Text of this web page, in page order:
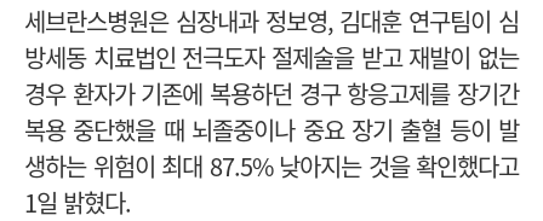
세브란스병원은 심장내과 정보영, 김대훈 연구팀이 심
방세동 치료법인 전극도자 절제술을 받고 재발이 없는
경우 환자가 기존에 복용하던 경구 항응고제를 장기간
복용 중단했을 때 뇌졸중이나 중요 장기 출혈 등이 발
생하는 위험이 최대 87.5% 낮아지는 것을 확인했다고
1일 밝혔다.